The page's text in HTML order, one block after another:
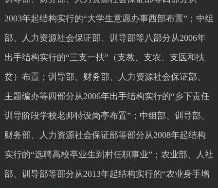
2003年起结构实行的“大学生意愿办事西部布置”；中组
部、人力资源社会保证部、训导部等八部分从2006年
出手结构实行的“三支一扶”（支教、支农、支医和扶
贫）布置；训导部、财务部、人力资源社会保证部、
主题编办等四部分从2006年出手结构实行的“乡下责任
训导阶段学校老师特设岗亭布置”；中组部、训导部、
财务部、人力资源社会保证部等部分从2008年起结构
实行的“选聘高校卒业生到村任职事业”；农业部、人社
部、训导部等部分从2013年起结构实行的“农业身手增